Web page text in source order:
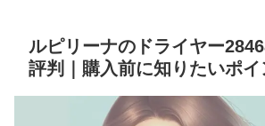
ルピリーナのドライヤー
評判｜購入前に知りたいポイ